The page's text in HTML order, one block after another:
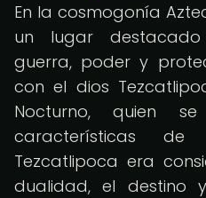
En la cosmogonía
un lugar
guerra, poder y
con el dios
Nocturno, quien
características
Tezcatlipoca era
dualidad, el destino